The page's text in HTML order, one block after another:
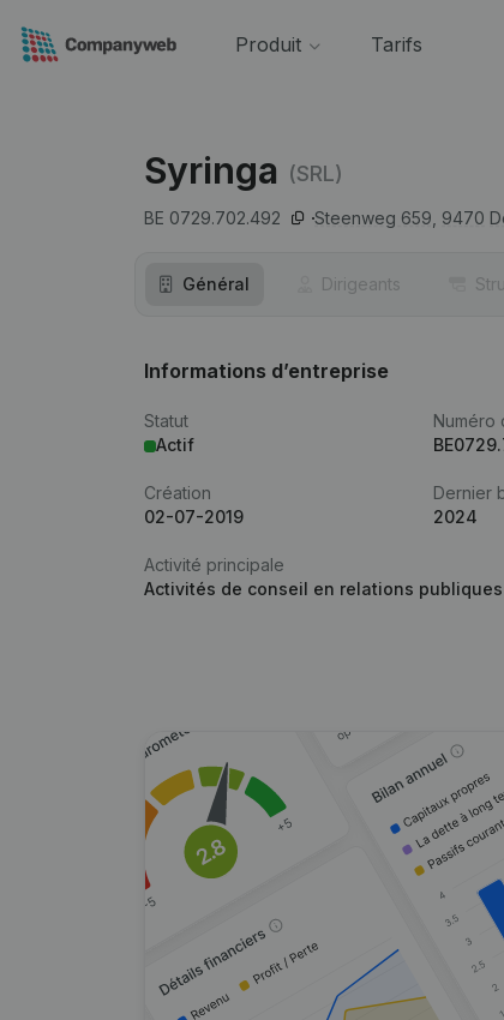
Produit Tarifs
Syringa (SRL)
BE 0729.702.492 Steenweg 659, 9470
Général Dirigeants
Informations d’entreprise
Statut
Actif
Numéro
Création
02-07-2019
Dernier
2024
Activité principale
Activités de conseil en relations